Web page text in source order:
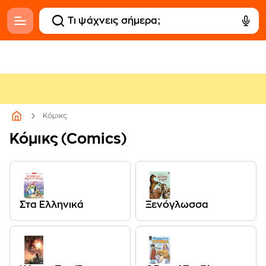
Κόμικς
Κόμικς (Comics)
Στα Ελληνικά Ξενόγλωσσα